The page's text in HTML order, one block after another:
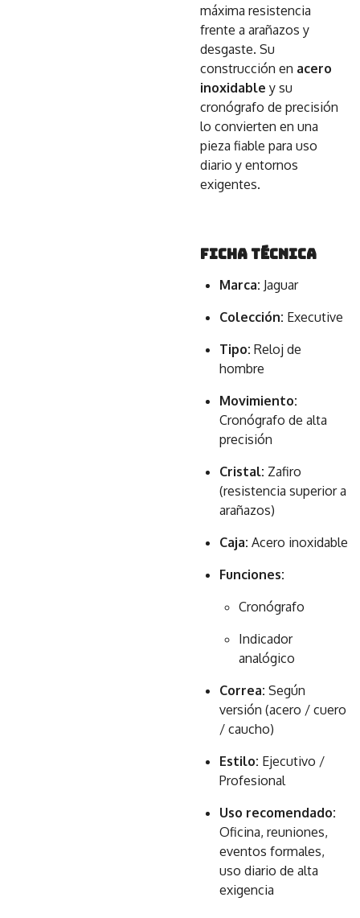
máxima resistencia
frente a arañazos y
desgaste. Su
construcción en acero
inoxidable y su
cronógrafo de precisión
lo convierten en una
pieza fiable para uso
diario y entornos
exigentes.
Ficha Técnica
Marca: Jaguar
Colección: Executive
Tipo: Reloj de
hombre
Movimiento:
Cronógrafo de alta
precisión
Cristal: Zafiro
(resistencia superior a
arañazos)
Caja: Acero inoxidable
Funciones:
Cronógrafo
Indicador
analógico
Correa: Según
versión (acero / cuero
/ caucho)
Estilo: Ejecutivo /
Profesional
Uso recomendado:
Oficina, reuniones,
eventos formales,
uso diario de alta
exigencia